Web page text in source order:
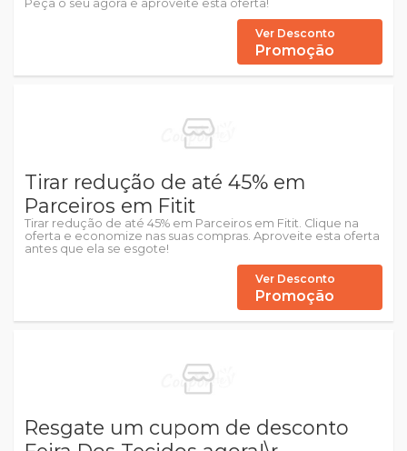
Peça o seu agora e aproveite esta oferta!
Ver Desconto
Promoção
Tirar redução de até 45% em
Parceiros em Fitit
Tirar redução de até 45% em Parceiros em Fitit. Clique na
oferta e economize nas suas compras. Aproveite esta oferta
antes que ela se esgote!
Ver Desconto
Promoção
Resgate um cupom de desconto